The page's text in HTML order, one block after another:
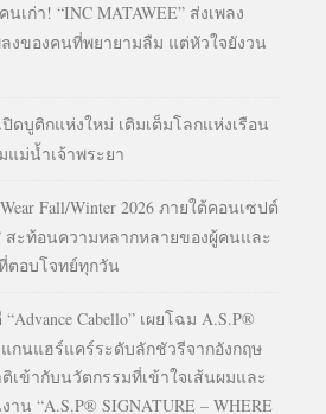
เก่า! “INC MATAWEE” ส่งเพลง
ลงของคนที่พยายามลืม แต่หัวใจยังวน
ดบูติกแห่งใหม่ เติมเต็มโลกแห่งเรือน
แม่น้ำเจ้าพระยา
Fall/Winter 2026 ภายใต้คอนเซปต์
สะท้อนความหลากหลายของผู้คนและ
ตอบโจทย์ทุกวัน
Cabello” เผยโฉม A.S.P®
แกนแฮร์แคร์ระดับลักชัวรีจากอังกฤษ
เข้ากับนวัตกรรมที่เข้าใจเส้นผมและ
น “A.S.P® SIGNATURE – WHERE